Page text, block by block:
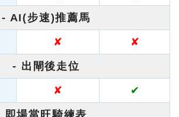
- AI(步速)推薦馬
✘ ✘
- 出閘後走位
✘ ✔
即場當旺騎練表